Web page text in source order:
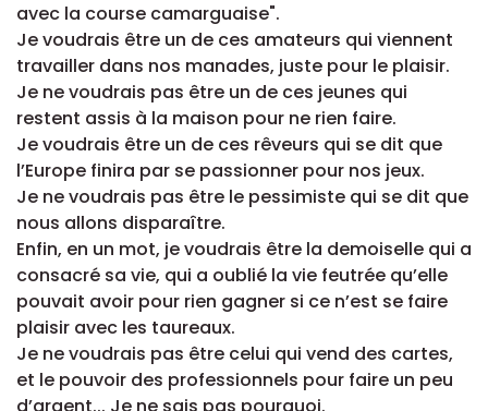
avec la course camarguaise".
Je voudrais être un de ces amateurs qui viennent
travailler dans nos manades, juste pour le plaisir.
Je ne voudrais pas être un de ces jeunes qui
restent assis à la maison pour ne rien faire.
Je voudrais être un de ces rêveurs qui se dit que
l’Europe finira par se passionner pour nos jeux.
Je ne voudrais pas être le pessimiste qui se dit que
nous allons disparaître.
Enfin, en un mot, je voudrais être la demoiselle qui a
consacré sa vie, qui a oublié la vie feutrée qu’elle
pouvait avoir pour rien gagner si ce n’est se faire
plaisir avec les taureaux.
Je ne voudrais pas être celui qui vend des cartes,
et le pouvoir des professionnels pour faire un peu
d’argent... Je ne sais pas pourquoi.